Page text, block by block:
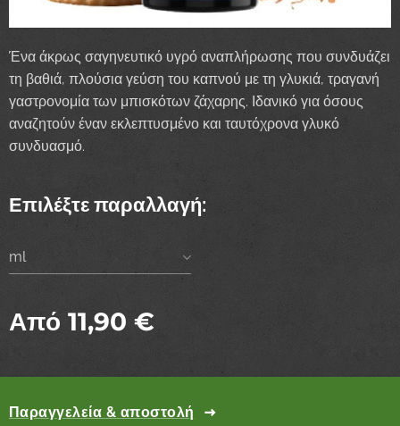
Ένα άκρως σαγηνευτικό υγρό αναπλήρωσης που συνδυάζει
τη βαθιά, πλούσια γεύση του καπνού με τη γλυκιά, τραγανή
γαστρονομία των μπισκότων ζάχαρης. Ιδανικό για όσους
αναζητούν έναν εκλεπτυσμένο και ταυτόχρονα γλυκό
συνδυασμό.
Επιλέξτε παραλλαγή:
ml
Από 11,90 €
Παραγγελεία & αποστολή